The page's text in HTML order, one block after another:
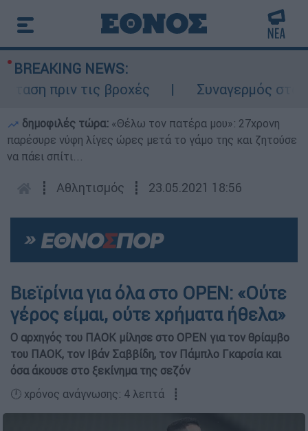
BREAKING NEWS:
πριν τις βροχές
Συναγερμός στον
δημοφιλές τώρα: «Θέλω τον πατέρα μου»: 27χρονη
παρέσυρε νύφη λίγες ώρες μετά το γάμο της και ζητούσε
να πάει σπίτι...
┋ Αθλητισμός ┋ 23.05.2021 18:56
Βιεϊρίνια για όλα στο OPEN: «Ούτε
γέρος είμαι, ούτε χρήματα ήθελα»
Ο αρχηγός του ΠΑΟΚ μίλησε στο OPEN για τον θρίαμβο
του ΠΑΟΚ, τον Ιβάν Σαββίδη, τον Πάμπλο Γκαρσία και
όσα άκουσε στο ξεκίνημα της σεζόν
🕛 χρόνος ανάγνωσης: 4 λεπτά ┋